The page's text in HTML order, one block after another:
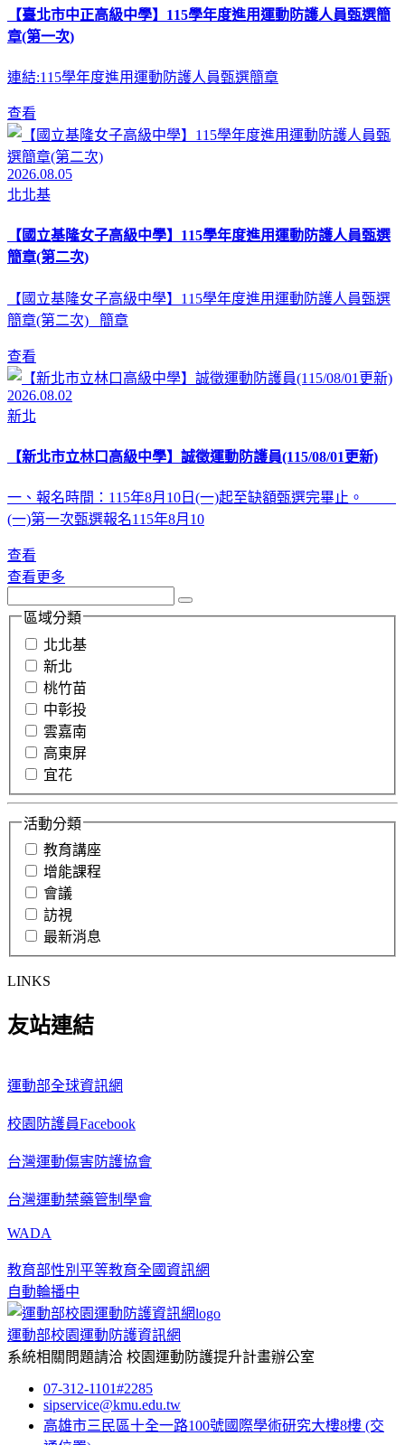
【臺北市中正高級中學】115學年度進用運動防護人員甄選簡
章(第一次)
連結:115學年度進用運動防護人員甄選簡章
查看
2026.08.05
北北基
【國立基隆女子高級中學】115學年度進用運動防護人員甄選
簡章(第二次)
【國立基隆女子高級中學】115學年度進用運動防護人員甄選
簡章(第二次) 簡章
查看
2026.08.02
新北
【新北市立林口高級中學】誠徵運動防護員(115/08/01更新)
一、報名時間：115年8月10日(一)起至缺額甄選完畢止。
(一)第一次甄選報名115年8月10
查看
查看更多
區域分類
北北基
新北
桃竹苗
中彰投
雲嘉南
高東屏
宜花
活動分類
教育講座
增能課程
會議
訪視
最新消息
LINKS
友站連結
運動部全球資訊網
校園防護員Facebook
台灣運動傷害防護協會
台灣運動禁藥管制學會
WADA
教育部性別平等教育全國資訊網
自動輪播中
運動部校園運動防護資訊網
系統相關問題請洽 校園運動防護提升計畫辦公室
07-312-1101#2285
sipservice@kmu.edu.tw
高雄市三民區十全一路100號國際學術研究大樓8樓 (交